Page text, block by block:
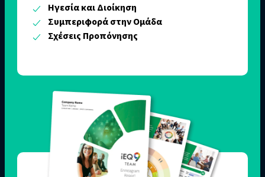
Ηγεσία και Διοίκηση
Συμπεριφορά στην Ομάδα
Σχέσεις Προπόνησης